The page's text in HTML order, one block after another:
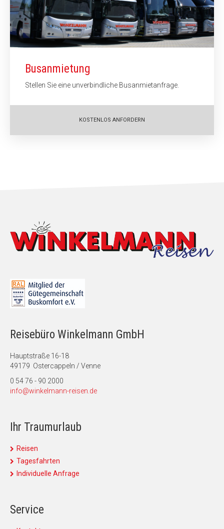
Busanmietung
Stellen Sie eine unverbindliche Busanmietanfrage.
KOSTENLOS ANFORDERN
Reisebüro Winkelmann GmbH
Hauptstraße 16-18
49179 Ostercappeln / Venne
0 54 76 - 90 2000
info@winkelmann-reisen.de
Ihr Traumurlaub
Reisen
Tagesfahrten
Individuelle Anfrage
Service